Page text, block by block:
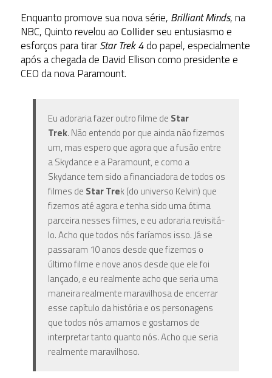
Enquanto promove sua nova série, Brilliant Minds, na
NBC, Quinto revelou ao Colliderseu entusiasmo e
esforços para tirarStar Trek 4do papel, especialmente
após a chegada de David Ellison como presidente e
CEO da nova Paramount.
Eu adoraria fazer outro filme de Star
Trek. Não entendo por que ainda não fizemos
um, mas espero que agora que a fusão entre
aSkydance e a Paramount, e como a
Skydance tem sido a financiadora de todos os
filmes de Star Trek (do universo Kelvin) que
fizemos até agora e tenha sido uma ótima
parceira nesses filmes, e eu adoraria revisitá-
lo. Acho que todos nós faríamos isso.Já se
passaram 10 anos desde que fizemos o
último filme e nove anos desde que ele foi
lançado, e eu realmente acho que seria uma
maneira realmente maravilhosa de encerrar
esse capítulo da história e os personagens
que todos nós amamos e gostamos de
interpretar tanto quanto nós. Acho que seria
realmente maravilhoso.